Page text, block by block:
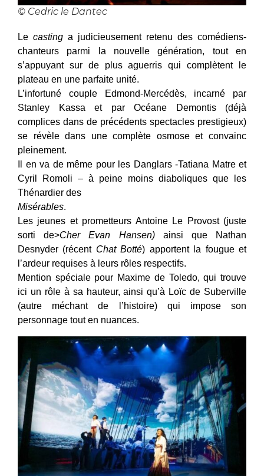
© Cedric le Dantec
Le casting a judicieusement retenu des comédiens-
chanteurs parmi la nouvelle génération, tout en
s’appuyant sur de plus aguerris qui complètent le
plateau en une parfaite unité.
L’infortuné couple Edmond-Mercédès, incarné par
Stanley Kassa et par Océane Demontis (déjà
complices dans de précédents spectacles prestigieux)
se révèle dans une complète osmose et convainc
pleinement.
Il en va de même pour les Danglars -Tatiana Matre et
Cyril Romoli – à peine moins diaboliques que les
Thénardier des
Misérables.
Les jeunes et prometteurs Antoine Le Provost (juste
sorti de>Cher Evan Hansen)ainsi que Nathan
Desnyder (récent Chat Botté) apportent la fougue et
l’ardeur requises à leurs rôles respectifs.
Mention spéciale pour Maxime de Toledo, qui trouve
ici un rôle à sa hauteur, ainsi qu’à Loïc de Suberville
(autre méchant de l’histoire) qui impose son
personnage tout en nuances.